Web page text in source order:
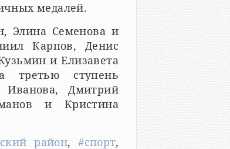
медалей.
Элина Семенова и
Карпов, Денис
и Елизавета
третью ступень
Иванова, Дмитрий
и Кристина
район,#спорт,